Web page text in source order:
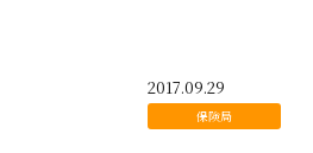
2017.09.29